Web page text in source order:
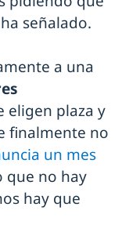
señalado.
a una
eligen plaza y
finalmente no
un mes
que no hay
hay que